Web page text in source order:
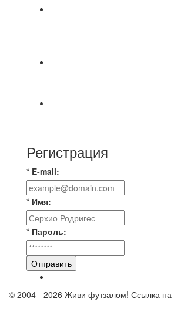
Регистрация
* E-mail:
* Имя:
* Пароль:
Отправить
© 2004 - 2026 Живи футзалом! Ссылка на